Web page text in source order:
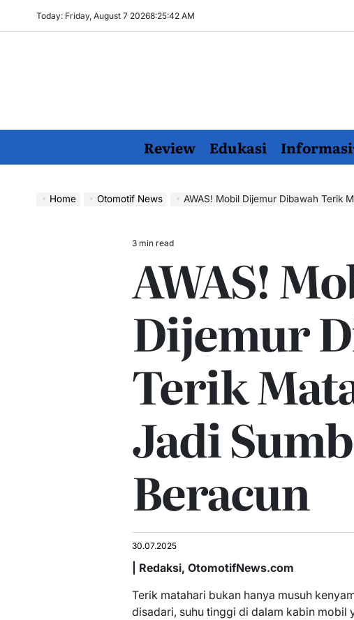
Today: Friday, August 7 20268:25:43 AM
Review Edukasi Informasi
Home Otomotif News AWAS! Mobil Dijemur Dibawah Terik
Estimated
time
3 min read
AWAS!
Dijemur
Terik
Jadi
Beracun
30.07.2025
| Redaksi, OtomotifNews.com
Terik matahari bukan hanya musuh
disadari, suhu tinggi di dalam kabin mobil